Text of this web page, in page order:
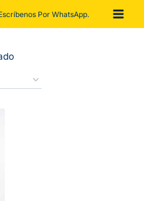
Por WhatsApp.